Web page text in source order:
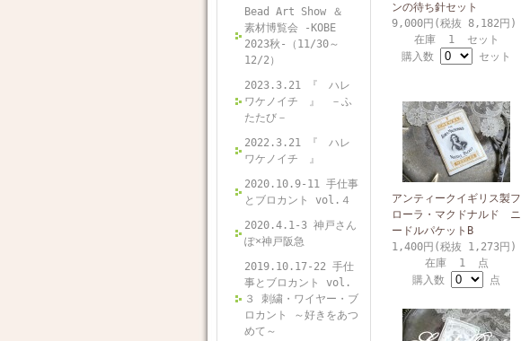
Bead Art Show ＆
素材博覧会 -KOBE
2023秋-（11/30～
12/2）
2023.3.21 『 ハレ
ワケノイチ 』 －ふ
たたび－
2022.3.21 『 ハレ
ワケノイチ 』
2020.10.9-11 手仕事
とブロカント vol.４
2020.4.1-3 神戸さん
ぽ×神戸阪急
2019.10.17-22 手仕
事とブロカント vol.
３ 刺繍・ワイヤー・ブ
ロカント ～好きをあつ
めて～
ンの待ち針セット
9,000円(税抜 8,182円)
在庫 1 セット
購入数
セット
アンティークイギリス製フ
ローラ・マクドナルド ニ
ードルパケットB
1,400円(税抜 1,273円)
在庫 1 点
購入数
点